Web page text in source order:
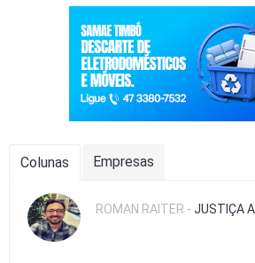
Colunas Empresas
ROMAN RAITER - JUSTIÇA